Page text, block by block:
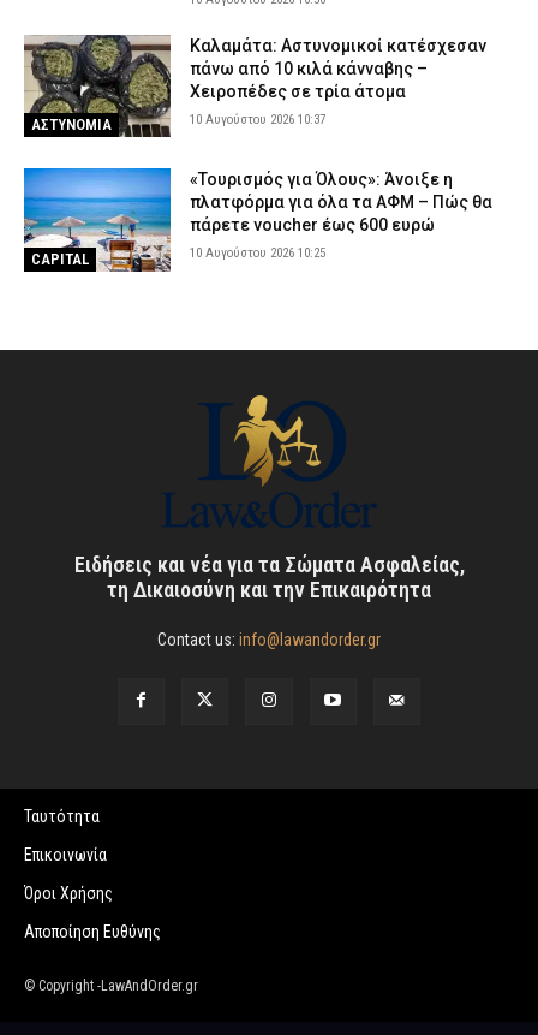
ΑΣΤΥΝΟΜΙΑ
Καλαμάτα: Αστυνομικοί κατέσχεσαν
πάνω από 10 κιλά κάνναβης –
Χειροπέδες σε τρία άτομα
10 Αυγούστου 2026 10:37
CAPITAL
«Τουρισμός για Όλους»: Άνοιξε η
πλατφόρμα για όλα τα ΑΦΜ – Πώς θα
πάρετε voucher έως 600 ευρώ
10 Αυγούστου 2026 10:25
Ειδήσεις και νέα για τα Σώματα Ασφαλείας,
τη Δικαιοσύνη και την Επικαιρότητα
Contact us: info@lawandorder.gr
Ταυτότητα
Επικοινωνία
Όροι Χρήσης
Αποποίηση Ευθύνης
© Copyright -LawAndOrder.gr